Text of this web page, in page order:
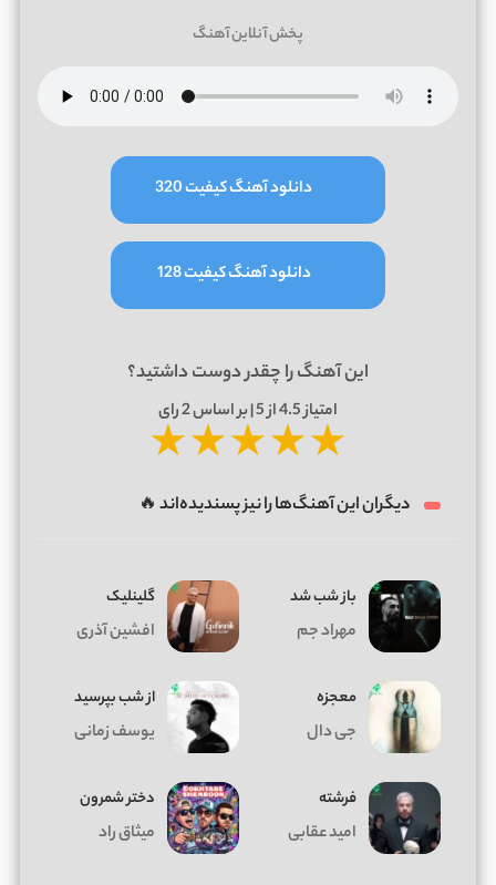
پخش آنلاین آهنگ
دانلود آهنگ کیفیت 320
دانلود آهنگ کیفیت 128
این آهنگ را چقدر دوست داشتید؟
امتیاز4.5از 5 | بر اساس 2رای
★★★★★
دیگران این آهنگ‌ها را نیز پسندیده‌اند 🔥
باز شب شد
مهراد جم
گلینلیک
افشین آذری
معجزه
جی دال
از شب بپرسید
یوسف زمانی
فرشته
امید عقابی
دختر شمرون
میثاق راد